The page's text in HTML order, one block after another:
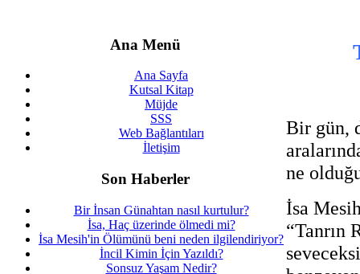
Ana Menü
Ana Sayfa
Kutsal Kitap
Müjde
SSS
Web Bağlantıları
İletişim
Son Haberler
Bir İnsan Günahtan nasıl kurtulur?
İsa, Haç üzerinde ölmedi mi?
İsa Mesih'in Ölümünü beni neden ilgilendiriyor?
İncil Kimin İçin Yazıldı?
Sonsuz Yaşam Nedir?
Bir gün,
ne
İsa
“Tanrın